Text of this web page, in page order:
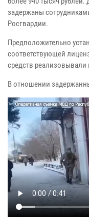
задержаны
Росгвардии.
Предположительно
соответствующей
средств реализовывали
В отношении